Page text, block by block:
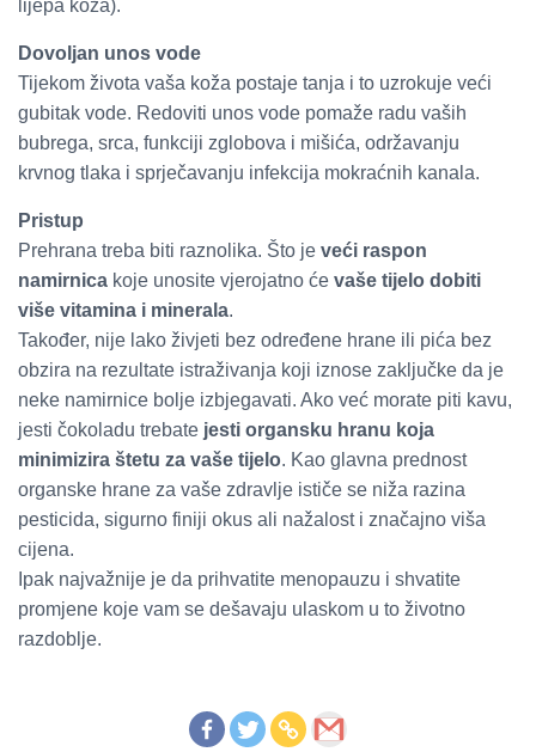
lijepa koža).
Dovoljan unos vode
Tijekom života vaša koža postaje tanja i to uzrokuje veći
gubitak vode. Redoviti unos vode pomaže radu vaših
bubrega, srca, funkciji zglobova i mišića, održavanju
krvnog tlaka i sprječavanju infekcija mokraćnih kanala.
Pristup
Prehrana treba biti raznolika. Što je veći raspon
namirnica koje unosite vjerojatno će vaše tijelo dobiti
više vitamina i minerala.
Također, nije lako živjeti bez određene hrane ili pića bez
obzira na rezultate istraživanja koji iznose zaključke da je
neke namirnice bolje izbjegavati. Ako već morate piti kavu,
jesti čokoladu trebate jesti organsku hranu koja
minimizira štetu za vaše tijelo. Kao glavna prednost
organske hrane za vaše zdravlje ističe se niža razina
pesticida, sigurno finiji okus ali nažalost i značajno viša
cijena.
Ipak najvažnije je da prihvatite menopauzu i shvatite
promjene koje vam se dešavaju ulaskom u to životno
razdoblje.